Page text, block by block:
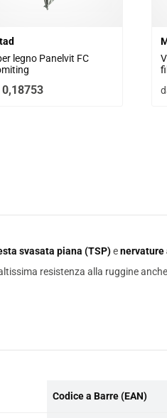
svasata piana (TSP)enervature
resistenza alla ruggine
Codice a Barre (EAN)
legno Panelvit FC
0,18753